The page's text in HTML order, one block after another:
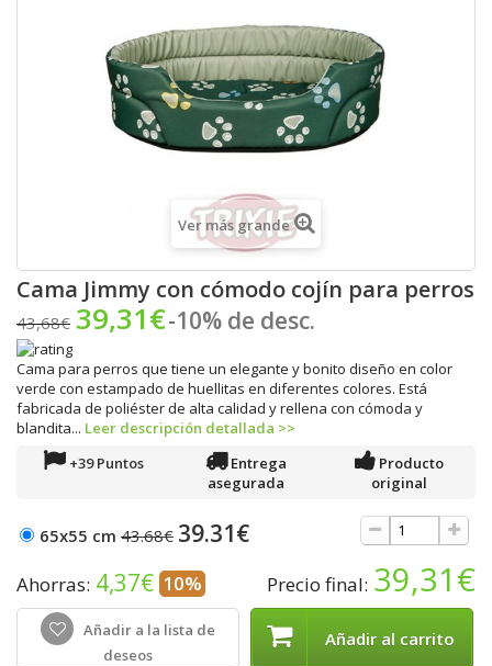
Ver más grande
Cama Jimmy con cómodo cojín para perros
43,68€ 39,31€-10% de desc.
Cama para perros que tiene un elegante y bonito diseño en color
verde con estampado de huellitas en diferentes colores. Está
fabricada de poliéster de alta calidad y rellena con cómoda y
blandita... Leer descripción detallada >>
+39 Puntos
Entrega
asegurada
Producto
original
65x55 cm 43.68€ 39.31€
Ahorras: 4,37€ 10% Precio final: 39,31€
Añadir a la lista de
deseos
Añadir al carrito